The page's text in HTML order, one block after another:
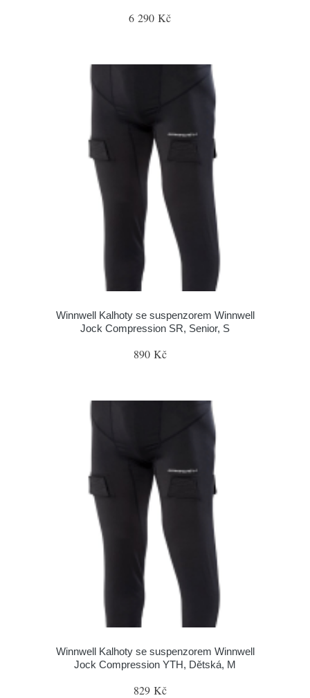
6 290 Kč
Winnwell Kalhoty se suspenzorem Winnwell
Jock Compression SR, Senior, S
890 Kč
Winnwell Kalhoty se suspenzorem Winnwell
Jock Compression YTH, Dětská, M
829 Kč